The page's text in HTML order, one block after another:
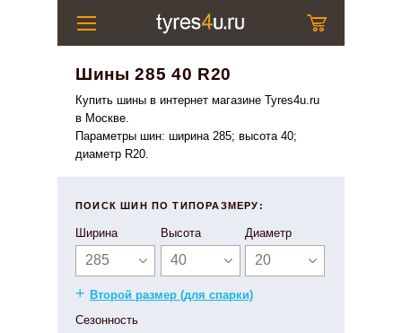
Шины 285 40 R20
Купить шины в интернет магазине Tyres4u.ru
в Москве.
Параметры шин: ширина 285; высота 40;
диаметр R20.
ПОИСК ШИН ПО ТИПОРАЗМЕРУ:
Ширина
285
Высота
40
Диаметр
20
+ Второй размер (для спарки)
Сезонность